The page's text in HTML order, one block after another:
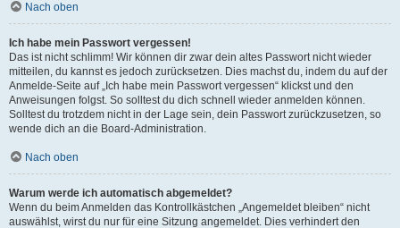
Nach oben
Ich habe mein Passwort vergessen!
Das ist nicht schlimm! Wir können dir zwar dein altes Passwort nicht wieder
mitteilen, du kannst es jedoch zurücksetzen. Dies machst du, indem du auf der
Anmelde-Seite auf „Ich habe mein Passwort vergessen“ klickst und den
Anweisungen folgst. So solltest du dich schnell wieder anmelden können.
Solltest du trotzdem nicht in der Lage sein, dein Passwort zurückzusetzen, so
wende dich an die Board-Administration.
Nach oben
Warum werde ich automatisch abgemeldet?
Wenn du beim Anmelden das Kontrollkästchen „Angemeldet bleiben“ nicht
auswählst, wirst du nur für eine Sitzung angemeldet. Dies verhindert den